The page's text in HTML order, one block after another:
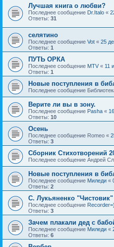
Лучшая книга о любви?
Последнее сообщение Dr.Italo «
Ответы: 31
селятино
Последнее сообщение Vot « 25
Ответы: 1
ПУТЬ ОРКА
Последнее сообщение MTV « 11
Ответы: 1
Новые поступления в
Последнее сообщение
Верите ли вы в зону.
Последнее сообщение Pasha «
Ответы: 10
Осень
Последнее сообщение Romeo «
Ответы: 3
Сборник Стихотворений
Последнее сообщение Андрей
Новые поступления в
Последнее сообщение Миледи «
Ответы: 2
С. Лукьяненко
Последнее сообщение Recorder=)
Ответы: 3
Зачем плакали дед с
Последнее сообщение Миледи «
Ответы: 6